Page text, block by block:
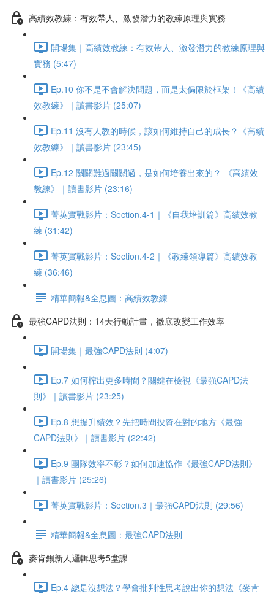
高績效教練：有效帶人、激發潛力的教練原理與實務
開場集｜高績效教練：有效帶人、激發潛力的教練原理與
實務 (5:47)
Ep.10 你不是不會解決問題，而是太侷限於框架！《高績
效教練》｜讀書影片 (25:07)
Ep.11 沒有人教的時候，該如何維持自己的成長？《高績
效教練》｜讀書影片 (23:45)
Ep.12 關關難過關關過，是如何培養出來的？ 《高績效
教練》｜讀書影片 (23:16)
菁英實戰影片：Section.4-1｜《自我培訓篇》高績效教
練 (31:42)
菁英實戰影片：Section.4-2｜《教練領導篇》高績效教
練 (36:46)
精華簡報&全息圖：高績效教練
最強CAPD法則：14天行動計畫，徹底改變工作效率
開場集｜最強CAPD法則 (4:07)
Ep.7 如何榨出更多時間？關鍵在檢視《最強CAPD法
則》｜讀書影片 (23:25)
Ep.8 想提升績效？先把時間投資在對的地方《最強
CAPD法則》｜讀書影片 (22:42)
Ep.9 團隊效率不彰？如何加速協作《最強CAPD法則》
｜讀書影片 (25:26)
菁英實戰影片：Section.3｜最強CAPD法則 (29:56)
精華簡報&全息圖：最強CAPD法則
麥肯錫新人邏輯思考5堂課
Ep.4 總是沒想法？學會批判性思考說出你的想法《麥肯